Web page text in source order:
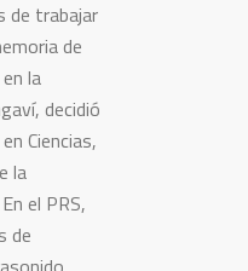
de trabajar
de
la
decidió
Ciencias,
la
el PRS,
de